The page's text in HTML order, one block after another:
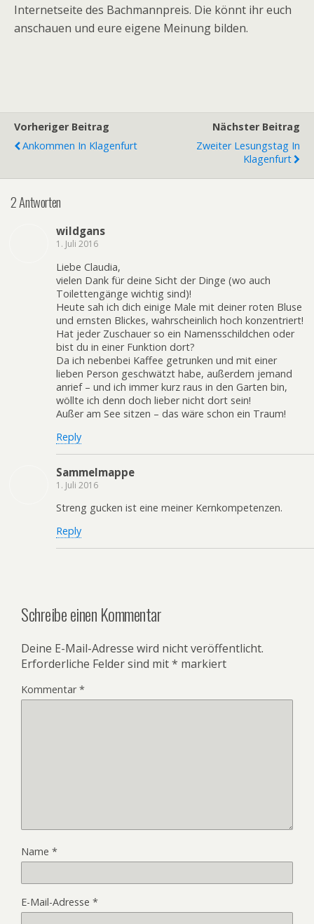
Internetseite des Bachmannpreis. Die könnt ihr euch
anschauen und eure eigene Meinung bilden.
Vorheriger Beitrag
Ankommen In Klagenfurt
Nächster Beitrag
Zweiter Lesungstag In
Klagenfurt
2 Antworten
wildgans
1. Juli 2016
Liebe Claudia,
vielen Dank für deine Sicht der Dinge (wo auch
Toilettengänge wichtig sind)!
Heute sah ich dich einige Male mit deiner roten Bluse
und ernsten Blickes, wahrscheinlich hoch konzentriert!
Hat jeder Zuschauer so ein Namensschildchen oder
bist du in einer Funktion dort?
Da ich nebenbei Kaffee getrunken und mit einer
lieben Person geschwätzt habe, außerdem jemand
anrief – und ich immer kurz raus in den Garten bin,
wöllte ich denn doch lieber nicht dort sein!
Außer am See sitzen – das wäre schon ein Traum!
Reply
Sammelmappe
1. Juli 2016
Streng gucken ist eine meiner Kernkompetenzen.
Reply
Schreibe einen Kommentar
Deine E-Mail-Adresse wird nicht veröffentlicht.
Erforderliche Felder sind mit* markiert
Kommentar*
Name *
E-Mail-Adresse *